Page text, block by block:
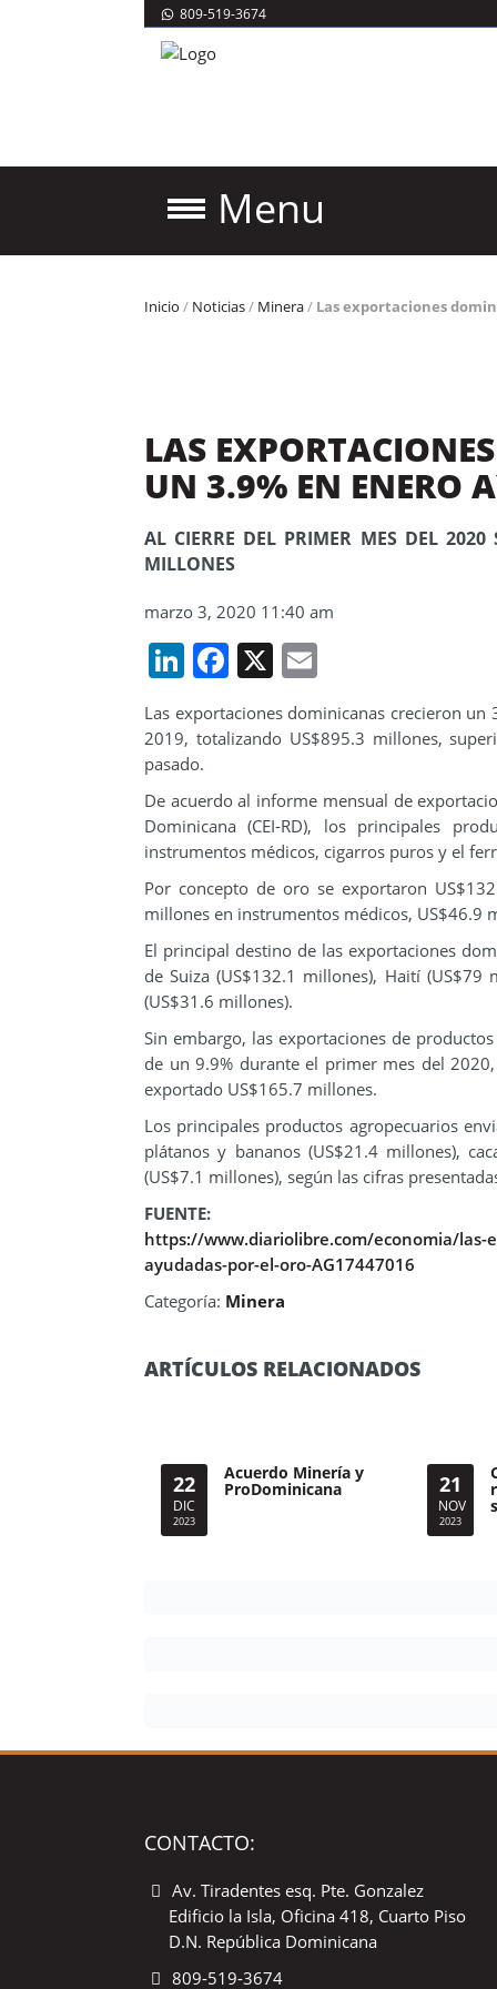
809-519-3674
Menu
Inicio / Noticias/ Minera/ Las exportaciones
LAS
UN 3.9% EN ENERO
AL CIERRE DEL PRIMER MES DEL
MILLONES
marzo 3, 2020 11:40 am
LinkedIn
Facebook
X
Las exportaciones dominicanas crecieron
2019, totalizando US$895.3 millones,
pasado.
De acuerdo al informe mensual de
Dominicana (CEI-RD), los principales
instrumentos médicos, cigarros puros y el
Por concepto de oro se exportaron
millones en instrumentos médicos, US$46.9
El principal destino de las exportaciones
de Suiza (US$132.1 millones), Haití
(US$31.6 millones).
Sin embargo, las exportaciones de
de un 9.9% durante el primer mes del
exportado US$165.7 millones.
Los principales productos agropecuarios
plátanos y bananos (US$21.4 millones),
(US$7.1 millones), según las cifras
FUENTE:
https://www.diariolibre.com/economia/las-
ayudadas-por-el-oro-AG17447016
Categoría: Minera
ARTÍCULOS RELACIONADOS
22
DIC
2023
Acuerdo Minería y
ProDominicana 21
NOV
2023
CONTACTO:
Av. Tiradentes esq. Pte. Gonzalez
Edificio la Isla, Oficina 418, Cuarto Piso
D.N. República Dominicana
809-519-3674